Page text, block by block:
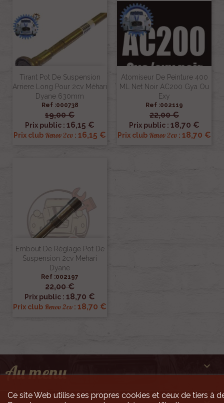
Tirant Pot De Suspension
Arriere Long Pour 2cv Méhari
Dyane 630mm
Ref :000738
19,00 €
Prix public : 16,15 €
Prix club Renov 2cv : 16,15 €
Atomiseur De Peinture 400
ML Net Noir AC200 Gya Ou
Exy
Ref :002119
22,00 €
Prix public : 18,70 €
Prix club Renov 2cv : 18,70 €
Embout De Réglage Pot De
Suspension 2cv Mehari
Dyane
Ref :002197
22,00 €
Prix public : 18,70 €
Prix club Renov 2cv : 18,70 €
Au menu 
Ce site Web utilise ses propres cookies et ceux de tiers à